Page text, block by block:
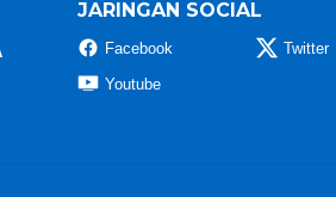
Facebook
Youtube